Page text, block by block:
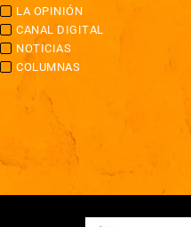
LA OPINIÓN
CANAL DIGITAL
NOTICIAS
COLUMNAS